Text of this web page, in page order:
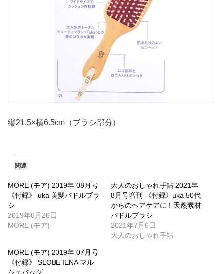
縦21.5×横6.5cm（ブラシ部分）
関連
MORE (モア) 2019年 08月号
《付録》 uka 美髪パドルブラ
シ
2019年6月26日
MORE (モア)
大人のおしゃれ手帖 2021年
8月号増刊 《付録》uka 50代
からのヘアケアに！天然素材
パドルブラシ
2021年7月6日
大人のおしゃれ手帖
MORE (モア) 2019年 07月号
《付録》 SLOBE IENA マル
シェバッグ